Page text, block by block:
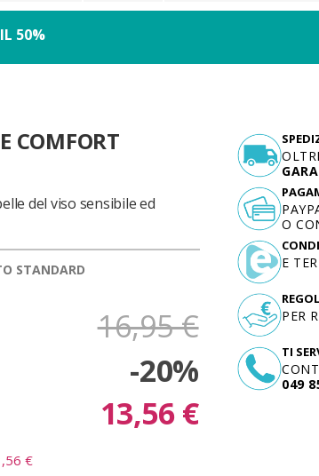
50%
COMFORT
del viso sensibile ed
STANDARD
16,95 €
-20%
13,56 €
€
TI
049
O
E
PER